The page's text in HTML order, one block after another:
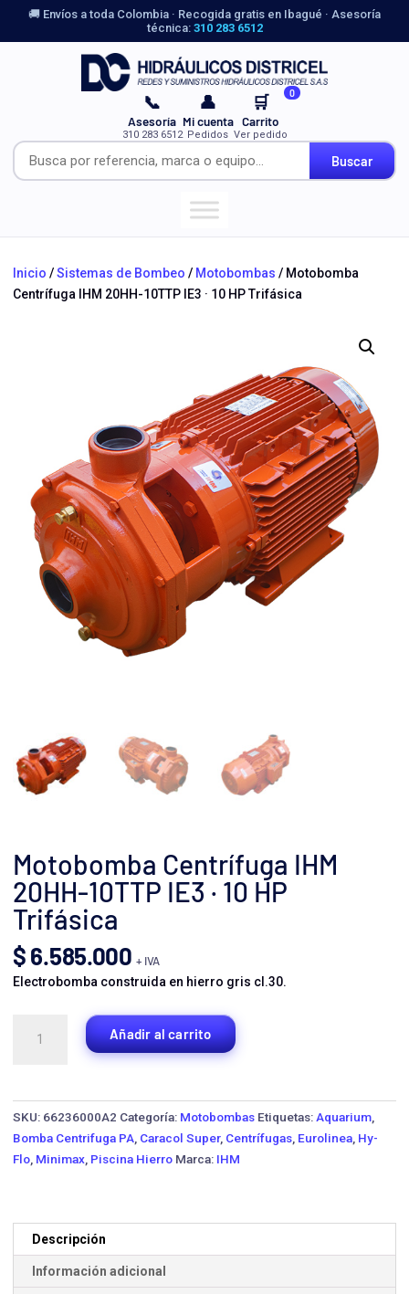
🚚 Envíos a toda Colombia · Recogida gratis en Ibagué · Asesoría
técnica: 310 283 6512
Buscar
📞
Asesoría
310 283 6512
👤
Mi cuenta
Pedidos
🛒 0
Carrito
Ver pedido
Inicio /Sistemas de Bombeo / Motobombas / Motobomba
Centrífuga IHM 20HH-10TTP IE3 · 10 HP Trifásica
Motobomba Centrífuga IHM
20HH-10TTP IE3 · 10 HP
Trifásica
$6.585.000 + IVA
Electrobomba construida en hierro gris cl.30.
Centrífuga
cantidad
Añadir al carrito
SKU: 66236000A2 Categoría: Motobombas Etiquetas: Aquarium
Bomba Centrifuga PA Caracol Super, Centrífugas Eurolinea Hy-
Flo Minimax Piscina Hierro Marca: IHM
Descripción
Información adicional